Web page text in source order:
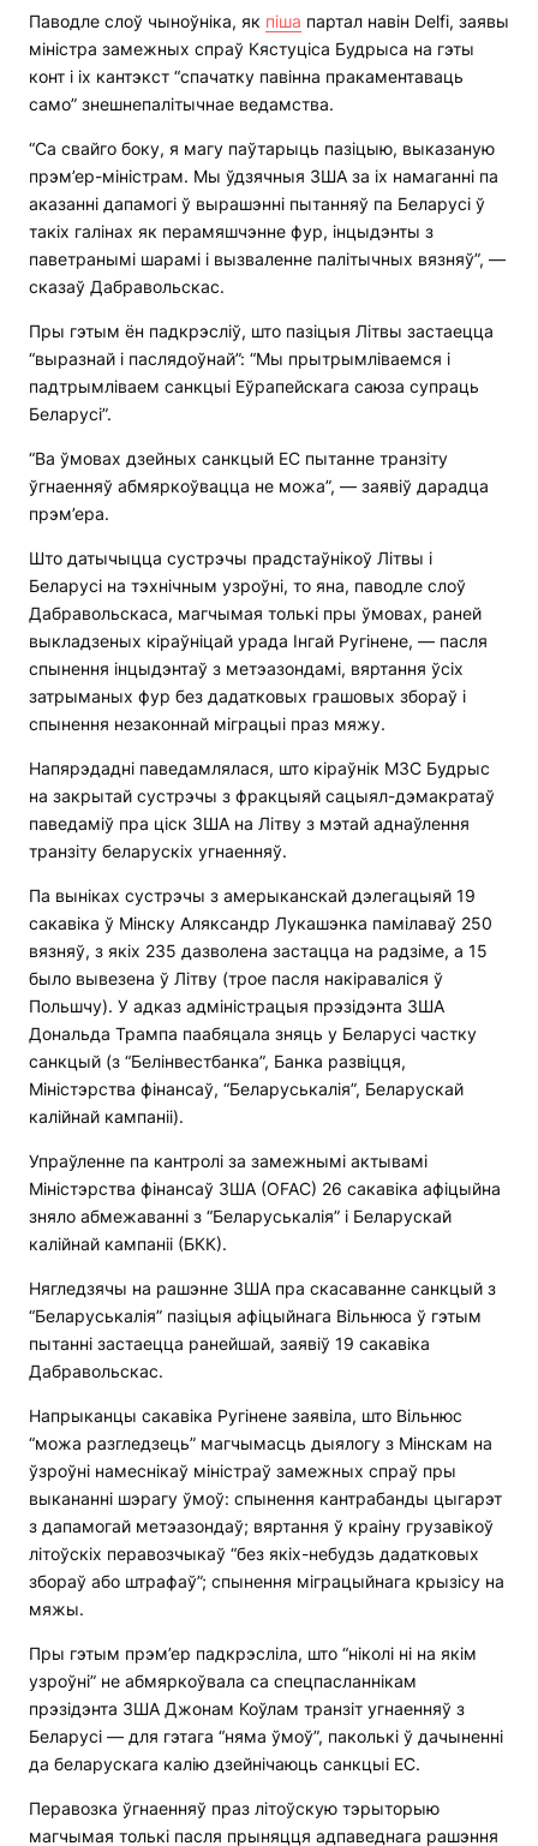
Паводле слоў чыноўніка, як піша партал навін Delfi, заявы
міністра замежных спраў Кястуціса Будрыса на гэты
конт і іх кантэкст “спачатку павінна пракаментаваць
само” знешнепалітычнае ведамства.
“Са свайго боку, я магу паўтарыць пазіцыю, выказаную
прэм’ер-міністрам. Мы ўдзячныя ЗША за іх намаганні па
аказанні дапамогі ў вырашэнні пытанняў па Беларусі ў
такіх галінах як перамяшчэнне фур, інцыдэнты з
паветранымі шарамі і вызваленне палітычных вязняў”, —
сказаў Дабравольскас.
Пры гэтым ён падкрэсліў, што пазіцыя Літвы застаецца
“выразнай і паслядоўнай”: “Мы прытрымліваемся і
падтрымліваем санкцыі Еўрапейскага саюза супраць
Беларусі”.
“Ва ўмовах дзейных санкцый ЕС пытанне транзіту
ўгнаенняў абмяркоўвацца не можа”, — заявіў дарадца
прэм’ера.
Што датычыцца сустрэчы прадстаўнікоў Літвы і
Беларусі на тэхнічным узроўні, то яна, паводле слоў
Дабравольскаса, магчымая толькі пры ўмовах, раней
выкладзеных кіраўніцай урада Інгай Ругінене, — пасля
спынення інцыдэнтаў з метэазондамі, вяртання ўсіх
затрыманых фур без дадатковых грашовых збораў і
спынення незаконнай міграцыі праз мяжу.
Напярэдадні паведамлялася, што кіраўнік МЗС Будрыс
на закрытай сустрэчы з фракцыяй сацыял-дэмакратаў
паведаміў пра ціск ЗША на Літву з мэтай аднаўлення
транзіту беларускіх угнаенняў.
Па выніках сустрэчы з амерыканскай дэлегацыяй 19
сакавіка ў Мінску Аляксандр Лукашэнка памілаваў 250
вязняў, з якіх 235 дазволена застацца на радзіме, а 15
было вывезена ў Літву (трое пасля накіраваліся ў
Польшчу). У адказ адміністрацыя прэзідэнта ЗША
Дональда Трампа паабяцала зняць у Беларусі частку
санкцый (з “Белінвестбанка”, Банка развіцця,
Міністэрства фінансаў, “Беларуськалія”, Беларускай
калійнай кампаніі).
Упраўленне па кантролі за замежнымі актывамі
Міністэрства фінансаў ЗША (OFAC) 26 сакавіка афіцыйна
зняло абмежаванні з “Беларуськалія” і Беларускай
калійнай кампаніі (БКК).
Нягледзячы на ​​рашэнне ЗША пра скасаванне санкцый з
“Беларуськалія” пазіцыя афіцыйнага Вільнюса ў гэтым
пытанні застаецца ранейшай, заявіў 19 сакавіка
Дабравольскас.
Напрыканцы сакавіка Ругінене заявіла, што Вільнюс
“можа разгледзець” магчымасць дыялогу з Мінскам на
ўзроўні намеснікаў міністраў замежных спраў пры
выкананні шэрагу ўмоў: спынення кантрабанды цыгарэт
з дапамогай метэазондаў; вяртання ў краіну грузавікоў
літоўскіх перавозчыкаў “без якіх-небудзь дадатковых
збораў або штрафаў”; спынення міграцыйнага крызісу на
мяжы.
Пры гэтым прэм’ер падкрэсліла, што “ніколі ні на якім
узроўні” не абмяркоўвала са спецпасланнікам
прэзідэнта ЗША Джонам Коўлам транзіт угнаенняў з
Беларусі — для гэтага “няма ўмоў”, паколькі ў дачыненні
да беларускага калію дзейнічаюць санкцыі ЕС.
Перавозка ўгнаенняў праз літоўскую тэрыторыю
магчымая толькі пасля прыняцця адпаведнага рашэння